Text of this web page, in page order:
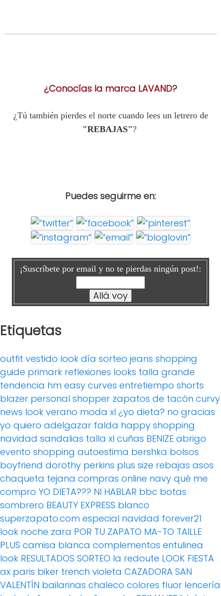
¿Conocías la marca LAVAND?
¿Tú también pierdes el norte cuando lees un letrero de
"REBAJAS"?
Puedes seguirme en:
¡Suscríbete por email y no te pierdas ningún post!:
Etiquetas
outfit vestido look día sorteo jeans shopping
guide primark reflexiones looks talla grande
tendencia hm easy curves entretiempo shorts
blazer personal shopper zapatos de tacón curvy
news look verano moda xl ¿yo dieta? no gracias
yo quiero adelgazar falda happy shopping
navidad sandalias talla xl cuñas BENIZE abrigo
evento shopping autoestima bershka bolsos
boyfriend dorothy perkins plus size rebajas asos
chaqueta tejana compras online navy qué me
compro YO DIETA??? NI HABLAR bbc botas
sombrero BEAUTY EXPRESS blanco
superzapato.com especial navidad forever21
look noche zara POR TU ZAPATO MA-TO TAILLE
PLUS camisa blanca complementos entulinea
look RESULTADOS SORTEO la redoute LOOK FIESTA
ax paris biker trench violeta CAZADORA SAN
VALENTÍN bailarinas chaleco colores fluor lencería